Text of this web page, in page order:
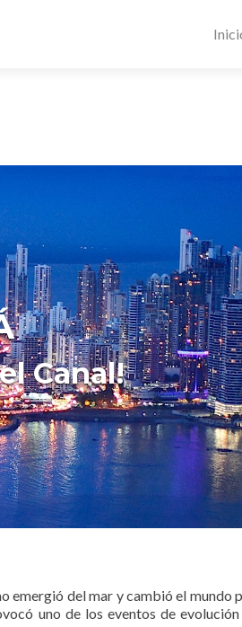
Canal!
emergió del mar y cambió el mundo
uno de los eventos de